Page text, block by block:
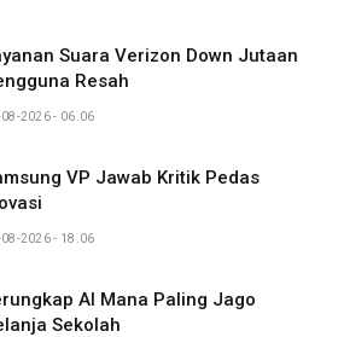
Suara Verizon Down Jutaan
Resah
08-2026 - 06.06
VP Jawab Kritik Pedas
08-2026 - 18.06
AI Mana Paling Jago
Sekolah